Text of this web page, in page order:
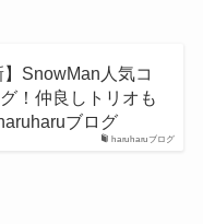
haruharuブログ
】SnowMan人気コ
！仲良しトリオも
ブログ